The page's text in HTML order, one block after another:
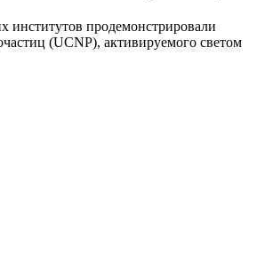
продемонстрировали
(UCNP), активируемого светом